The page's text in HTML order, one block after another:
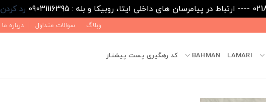
رد کردن
وبلاگ سوالات متداول درباره ما
LAMARI
BAHMAN کد رهگیری پست پیشتاز